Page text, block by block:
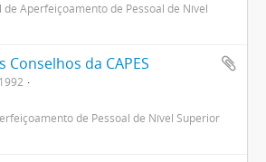
Aperfeiçoamento de Pessoal de Nível
Conselhos da CAPES
de Pessoal de Nível Superior